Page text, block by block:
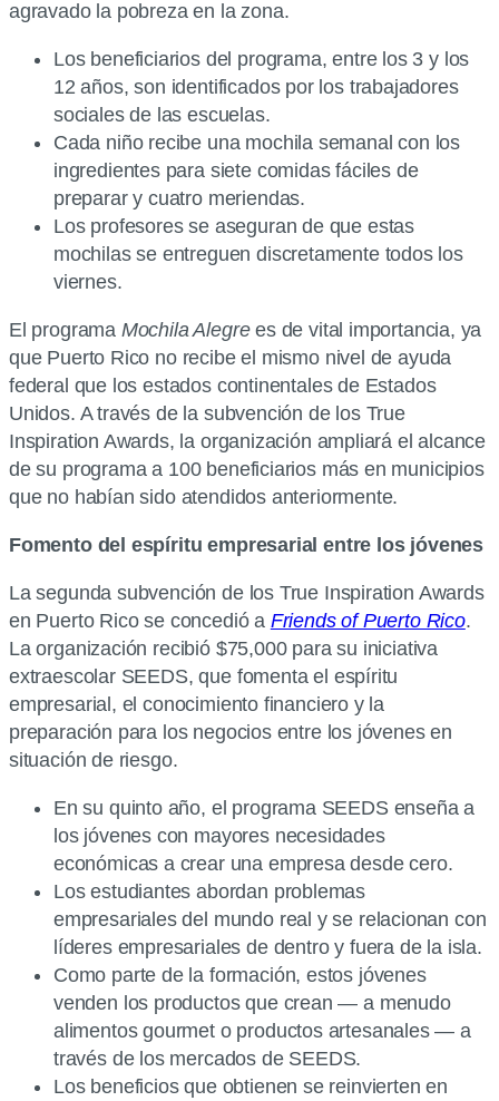
agravado la pobreza en la zona.
Los beneficiarios del programa, entre los 3 y los
12 años, son identificados por los trabajadores
sociales de las escuelas.
Cada niño recibe una mochila semanal con los
ingredientes para siete comidas fáciles de
preparar y cuatro meriendas.
Los profesores se aseguran de que estas
mochilas se entreguen discretamente todos los
viernes.
El programa Mochila Alegrees de vital importancia, ya
que Puerto Rico no recibe el mismo nivel de ayuda
federal que los estados continentales de Estados
Unidos. A través de la subvención de los True
Inspiration Awards, la organización ampliará el alcance
de su programa a 100 beneficiarios más en municipios
que no habían sido atendidos anteriormente.
Fomento del espíritu empresarial entre los jóvenes
La segunda subvención de los True Inspiration Awards
en Puerto Rico se concedió a Friends of Puerto Rico.
La organización recibió $75,000 para su iniciativa
extraescolar SEEDS, que fomenta el espíritu
empresarial, el conocimiento financiero y la
preparación para los negocios entre los jóvenes en
situación de riesgo.
En su quinto año, el programa SEEDS enseña a
los jóvenes con mayores necesidades
económicas a crear una empresa desde cero.
Los estudiantes abordan problemas
empresariales del mundo real y se relacionan con
líderes empresariales de dentro y fuera de la isla.
Como parte de la formación, estos jóvenes
venden los productos que crean — a menudo
alimentos gourmet o productos artesanales — a
través de los mercados de SEEDS.
Los beneficios que obtienen se reinvierten en